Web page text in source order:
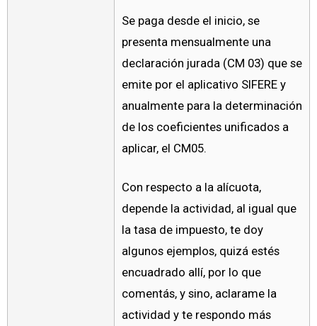
Se paga desde el inicio, se
presenta mensualmente una
declaración jurada (CM 03) que se
emite por el aplicativo SIFERE y
anualmente para la determinación
de los coeficientes unificados a
aplicar, el CM05.
Con respecto a la alícuota,
depende la actividad, al igual que
la tasa de impuesto, te doy
algunos ejemplos, quizá estés
encuadrado allí, por lo que
comentás, y sino, aclarame la
actividad y te respondo más